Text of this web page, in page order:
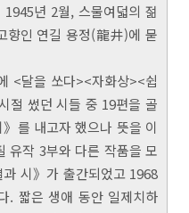
년 2월, 스물여덟의 젊
향인 연길 용정(龍井)에 묻
<달을 쏘다><자화상><쉽
절 썼던 시들 중 19편을 골
를 내고자 했으나 뜻을 이
유작 3부와 다른 작품을 모
시》가 출간되었고 1968
. 짧은 생애 동안 일제치하